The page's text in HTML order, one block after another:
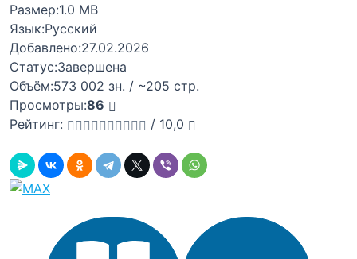
Размер:1.0 MB
Язык:Русский
Добавлено:27.02.2026
Статус:Завершена
Объём:573 002 зн. / ~205 стр.
Просмотры:86
Рейтинг:
/ 10,0